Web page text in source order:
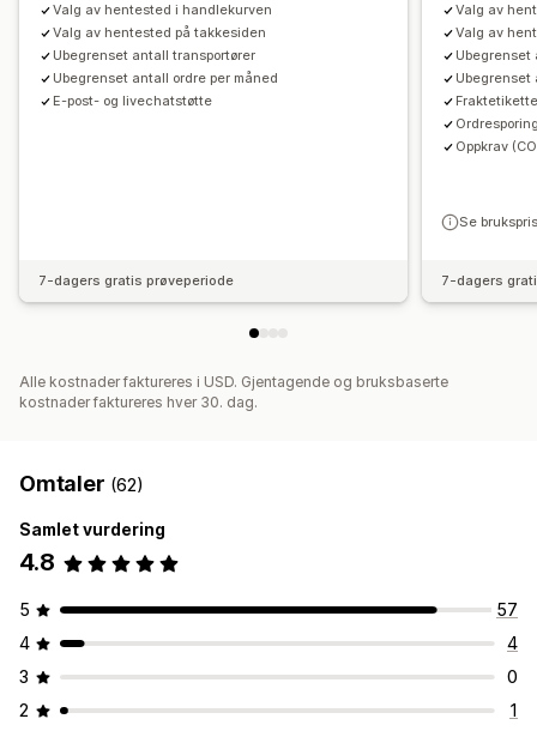
Valg av hentested i handlekurven
Valg av hentested på takkesiden
Ubegrenset antall transportører
Ubegrenset antall ordre per måned
E-post- og livechatstøtte
7-dagers gratis prøveperiode
Valg av
Valg av
Ubegrenset
Ubegrenset
Oppkrav
Se
7-dagers
Alle kostnader faktureres i USD. Gjentagende og bruksbaserte
kostnader faktureres hver 30. dag.
Omtaler (62)
Samlet vurdering
4.8
5
57
4
4
3
0
2
1